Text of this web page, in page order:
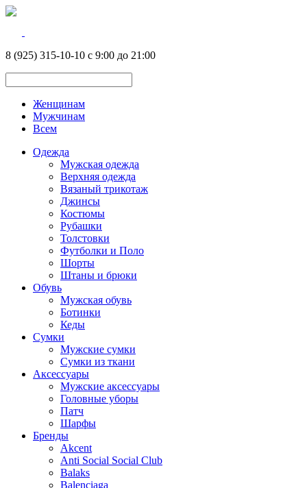
8 (925) 315-10-10 с 9:00 до 21:00
Женщинам
Мужчинам
Всем
Одежда
Мужская одежда
Верхняя одежда
Вязаный трикотаж
Джинсы
Костюмы
Рубашки
Толстовки
Футболки и Поло
Шорты
Штаны и брюки
Обувь
Мужская обувь
Ботинки
Кеды
Сумки
Мужские сумки
Сумки из ткани
Аксессуары
Мужские аксессуары
Головные уборы
Патч
Шарфы
Бренды
Akcent
Anti Social Social Club
Balaks
Balenciaga